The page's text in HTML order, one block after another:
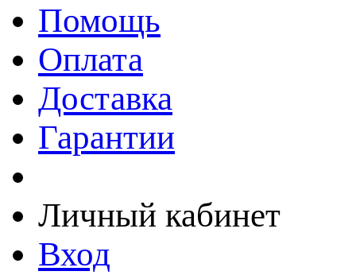
Помощь
Оплата
Доставка
Гарантии
Личный кабинет
Вход